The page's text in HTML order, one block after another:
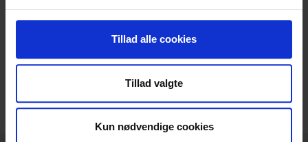
Vi bruger cookies til at tilpasse vores indhold og
at analysere vores trafik. Vi deler også oplysninger om
din brug af vores hjemmeside med vores partnere inden
for sociale medier, annonceringspartnere og
data med andre oplysninger, du har givet dem, eller som
Tillad alle cookies
Tillad valgte
Kun nødvendige cookies